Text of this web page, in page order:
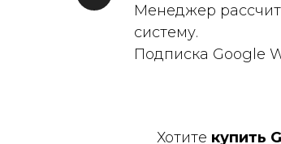
Менеджер
систему.
Подписка Google
Хотите купить